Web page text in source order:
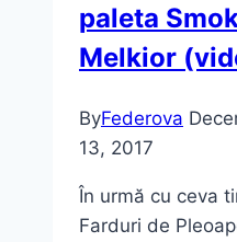
paleta
Melkior
ByFederova
13, 2017
În urmă cu ceva
Farduri de